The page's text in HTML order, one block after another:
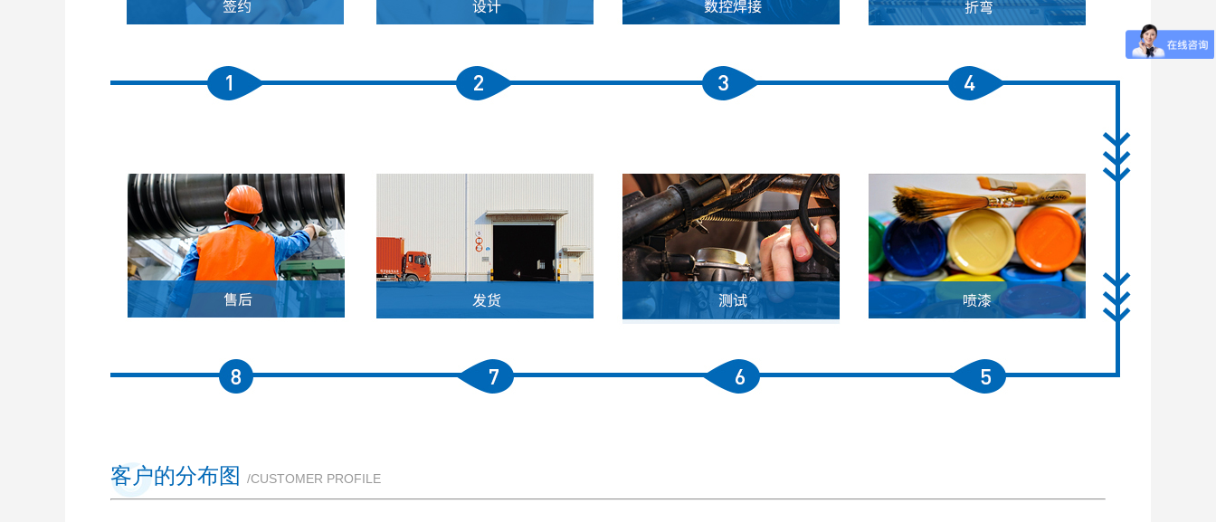
客户的分布图 /CUSTOMER PROFILE